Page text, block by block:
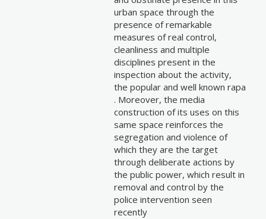
urban space through the
presence of remarkable
measures of real control,
cleanliness and multiple
disciplines present in the
inspection about the activity,
the popular and well known rapa
. Moreover, the media
construction of its uses on this
same space reinforces the
segregation and violence of
which they are the target
through deliberate actions by
the public power, which result in
removal and control by the
police intervention seen
recently